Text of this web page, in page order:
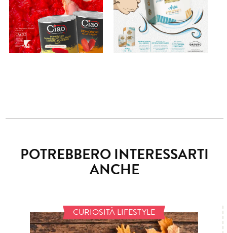
POTREBBERO INTERESSARTI
ANCHE
CURIOSITÀ LIFESTYLE